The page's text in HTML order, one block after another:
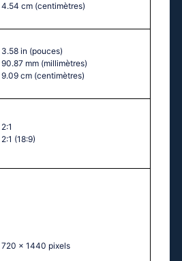
4.54 cm (centimètres)
3.58 in (pouces)
90.87 mm (millimètres)
9.09 cm (centimètres)
2:1
2:1 (18:9)
720 x 1440 pixels